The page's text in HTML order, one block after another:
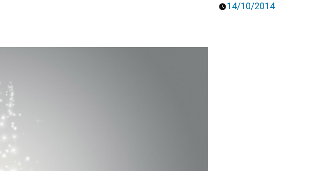
14/10/2014